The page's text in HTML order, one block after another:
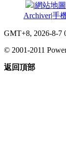
|網站地圖
Archiver|手
GMT+8, 2026-8-7
© 2001-2011
返回頂部